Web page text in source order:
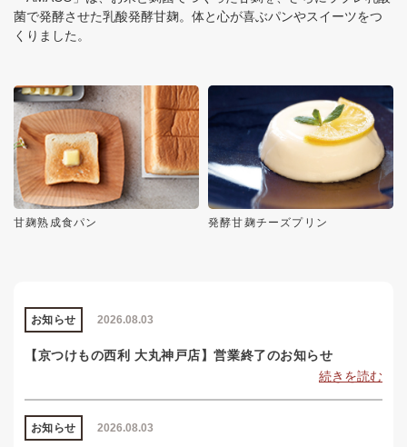
菌で発酵させた乳酸発酵甘麹。体と心が喜ぶパンやスイーツをつ
くりました。
甘麹熟成食パン 発酵甘麹チーズプリン
2026.08.03
お知らせ
【京つけもの西利 大丸神戸店】営業終了のお知らせ
続きを読む
2026.08.03
お知らせ